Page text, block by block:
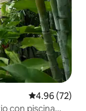
Calificación
4.96 (72)
con piscina